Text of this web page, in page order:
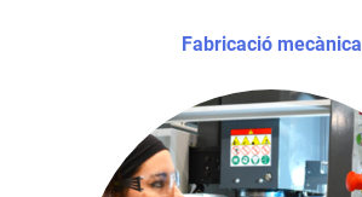
Fabricació mecànica